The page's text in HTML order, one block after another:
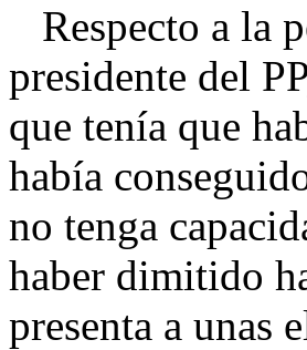
Respecto a la
presidente del
que tenía que
había
no tenga
haber dimitido
presenta a unas